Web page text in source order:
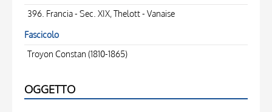
396. Francia - Sec. XIX, Thelott - Vanaise
Fascicolo
Troyon Constan (1810-1865)
OGGETTO